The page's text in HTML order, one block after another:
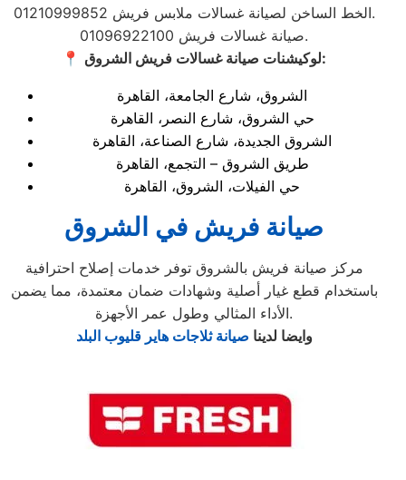
الخط الساخن لصيانة غسالات ملابس فريش 01210999852.
صيانة غسالات فريش 01096922100.
📍
لوكيشنات صيانة غسالات فريش الشروق:
الشروق، شارع الجامعة، القاهرة
حي الشروق، شارع النصر، القاهرة
الشروق الجديدة، شارع الصناعة، القاهرة
طريق الشروق – التجمع، القاهرة
حي الفيلات، الشروق، القاهرة
صيانة فريش في الشروق
مركز صيانة فريش بالشروق توفر خدمات إصلاح احترافية
باستخدام قطع غيار أصلية وشهادات ضمان معتمدة، مما يضمن
الأداء المثالي وطول عمر الأجهزة.
وايضا لدينا صيانة ثلاجات هاير قليوب البلد